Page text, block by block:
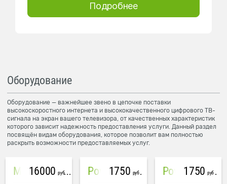
Подробнее
Оборудование
Оборудование — важнейшее звено в цепочке поставки
высокоскоростного интернета и высококачественного цифрового ТВ-
сигнала на экран вашего телевизора, от качественных характеристик
которого зависит надежность предоставления услуги. Данный раздел
посвящён видам оборудования, которое позволит вам полностью
раскрыть возможности предоставляемых услуг.
Mesh система TP-Link Deco M4 (3 устройства)
16000 руб PowerLine Tenda PH6
1750 руб PowerLine TP-Link AV600
1750 руб